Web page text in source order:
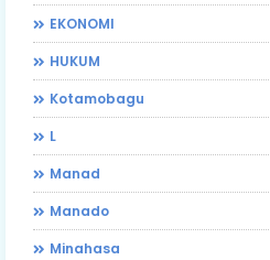
EKONOMI
HUKUM
Kotamobagu
L
Manad
Manado
Minahasa